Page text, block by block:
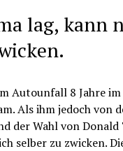
lag, kann
Autounfall 8 Jahre im
Als ihm jedoch von
der Wahl von
selber zu zwicken.